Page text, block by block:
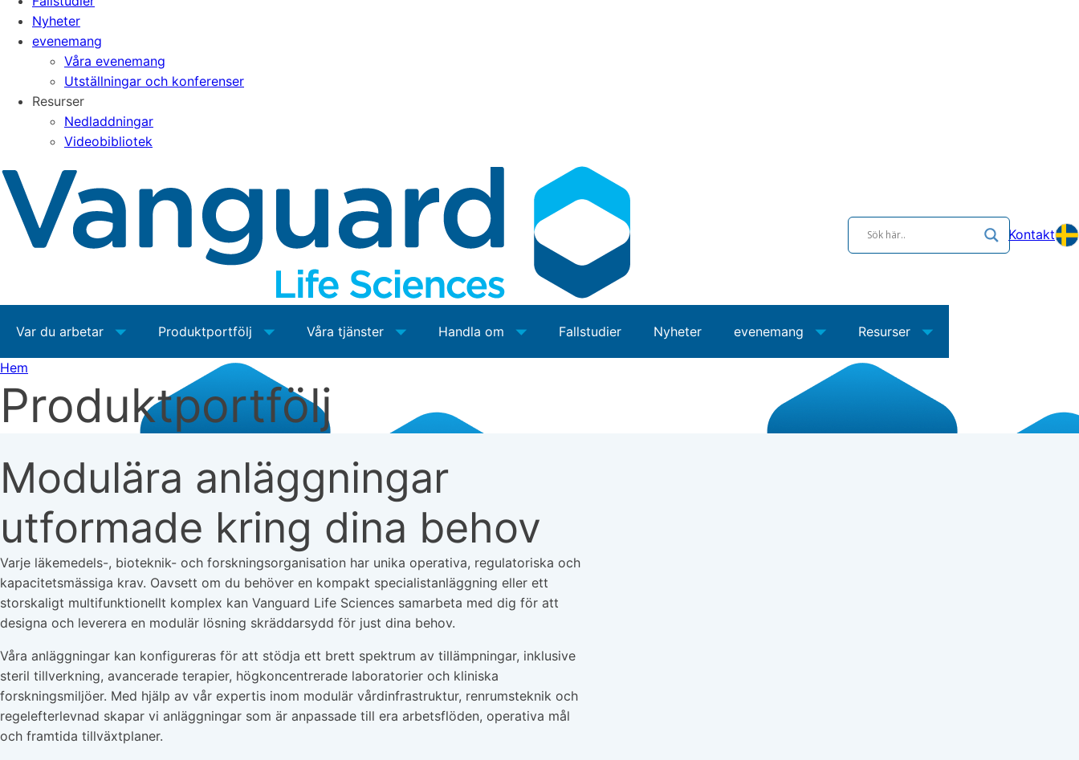
Nyheter
evenemang
Våra evenemang
Utställningar och konferenser
Resurser
Nedladdningar
Videobibliotek
Kontakt
Var du arbetar Produktportfölj Våra tjänster Handla om Fallstudier Nyheter evenemang Resurser
Hem
Produktportfölj
Modulära anläggningar
utformade kring dina behov
Varje läkemedels-, bioteknik- och forskningsorganisation har unika operativa, regulatoriska och
kapacitetsmässiga krav. Oavsett om du behöver en kompakt specialistanläggning eller ett
storskaligt multifunktionellt komplex kan Vanguard Life Sciences samarbeta med dig för att
designa och leverera en modulär lösning skräddarsydd för just dina behov.
Våra anläggningar kan konfigureras för att stödja ett brett spektrum av tillämpningar, inklusive
steril tillverkning, avancerade terapier, högkoncentrerade laboratorier och kliniska
forskningsmiljöer. Med hjälp av vår expertis inom modulär vårdinfrastruktur, renrumsteknik och
regelefterlevnad skapar vi anläggningar som är anpassade till era arbetsflöden, operativa mål
och framtida tillväxtplaner.